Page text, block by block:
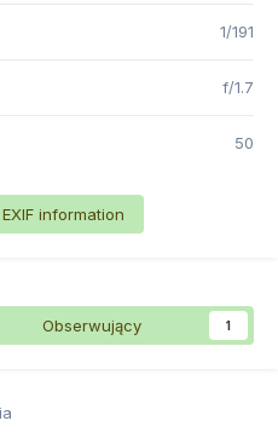
1/191
f/1.7
50
information
Obserwujący 1